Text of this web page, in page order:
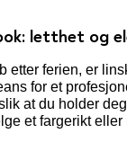
letthet og
etter ferien, er
for et
at du holder
et fargerikt